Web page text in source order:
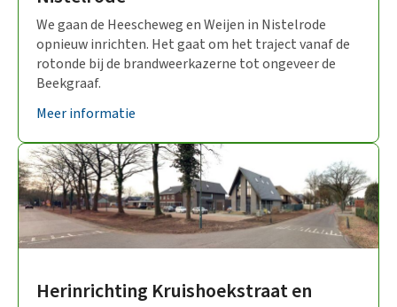
We gaan de Heescheweg en Weijen in Nistelrode
opnieuw inrichten. Het gaat om het traject vanaf de
rotonde bij de brandweerkazerne tot ongeveer de
Beekgraaf.
Meer informatie
Herinrichting Kruishoekstraat en